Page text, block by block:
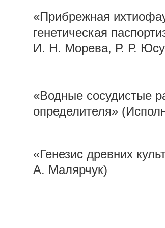
«Прибрежная
генетическая
И. Н. Морева, Р. Р.
«Водные сосудистые
определителя»
«Генезис древних
А. Малярчук)